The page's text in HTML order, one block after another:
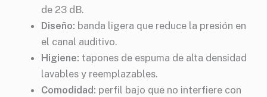
de 23 dB.
Diseño: banda ligera que reduce la presión en
el canal auditivo.
Higiene: tapones de espuma de alta densidad
lavables y reemplazables.
Comodidad: perfil bajo que no interfiere con